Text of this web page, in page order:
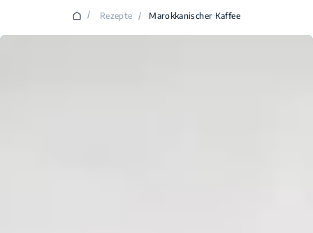
/ Rezepte / Marokkanischer Kaffee